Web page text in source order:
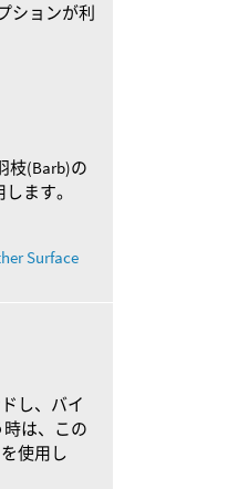
ションが利
枝(Barb)の
ます。
Surface
し、バイ
は、この
使用し